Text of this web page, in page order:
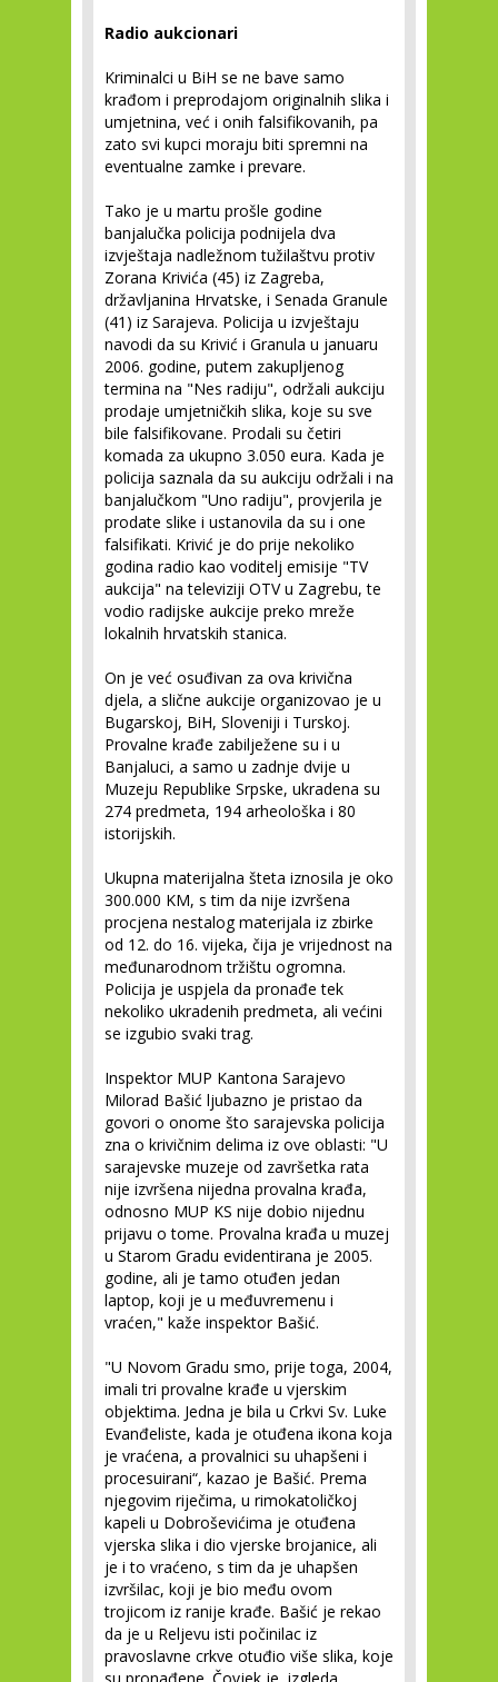
Radio aukcionari
Kriminalci u BiH se ne bave samo
krađom i preprodajom originalnih slika i
umjetnina, već i onih falsifikovanih, pa
zato svi kupci moraju biti spremni na
eventualne zamke i prevare.
Tako je u martu prošle godine
banjalučka policija podnijela dva
izvještaja nadležnom tužilaštvu protiv
Zorana Krivića (45) iz Zagreba,
državljanina Hrvatske, i Senada Granule
(41) iz Sarajeva. Policija u izvještaju
navodi da su Krivić i Granula u januaru
2006. godine, putem zakupljenog
termina na "Nes radiju", održali aukciju
prodaje umjetničkih slika, koje su sve
bile falsifikovane. Prodali su četiri
komada za ukupno 3.050 eura. Kada je
policija saznala da su aukciju održali i na
banjalučkom "Uno radiju", provjerila je
prodate slike i ustanovila da su i one
falsifikati. Krivić je do prije nekoliko
godina radio kao voditelj emisije "TV
aukcija" na televiziji OTV u Zagrebu, te
vodio radijske aukcije preko mreže
lokalnih hrvatskih stanica.
On je već osuđivan za ova krivična
djela, a slične aukcije organizovao je u
Bugarskoj, BiH, Sloveniji i Turskoj.
Provalne krađe zabilježene su i u
Banjaluci, a samo u zadnje dvije u
Muzeju Republike Srpske, ukradena su
274 predmeta, 194 arheološka i 80
istorijskih.
Ukupna materijalna šteta iznosila je oko
300.000 KM, s tim da nije izvršena
procjena nestalog materijala iz zbirke
od 12. do 16. vijeka, čija je vrijednost na
međunarodnom tržištu ogromna.
Policija je uspjela da pronađe tek
nekoliko ukradenih predmeta, ali većini
se izgubio svaki trag.
Inspektor MUP Kantona Sarajevo
Milorad Bašić ljubazno je pristao da
govori o onome što sarajevska policija
zna o krivičnim delima iz ove oblasti: "U
sarajevske muzeje od završetka rata
nije izvršena nijedna provalna krađa,
odnosno MUP KS nije dobio nijednu
prijavu o tome. Provalna krađa u muzej
u Starom Gradu evidentirana je 2005.
godine, ali je tamo otuđen jedan
laptop, koji je u međuvremenu i
vraćen," kaže inspektor Bašić.
"U Novom Gradu smo, prije toga, 2004,
imali tri provalne krađe u vjerskim
objektima. Jedna je bila u Crkvi Sv. Luke
Evanđeliste, kada je otuđena ikona koja
je vraćena, a provalnici su uhapšeni i
procesuirani“, kazao je Bašić. Prema
njegovim riječima, u rimokatoličkoj
kapeli u Dobroševićima je otuđena
vjerska slika i dio vjerske brojanice, ali
je i to vraćeno, s tim da je uhapšen
izvršilac, koji je bio među ovom
trojicom iz ranije krađe. Bašić je rekao
da je u Reljevu isti počinilac iz
pravoslavne crkve otuđio više slika, koje